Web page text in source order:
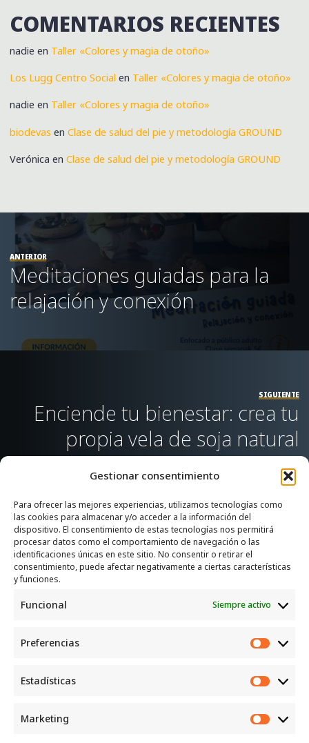
Gestionar consentimiento
Para ofrecer las mejores experiencias, utilizamos tecnologías como
las cookies para almacenar y/o acceder a la información del
dispositivo. El consentimiento de estas tecnologías nos permitirá
procesar datos como el comportamiento de navegación o las
identificaciones únicas en este sitio. No consentir o retirar el
consentimiento, puede afectar negativamente a ciertas características
y funciones.
Funcional Siempre activo
Preferencias
Estadísticas
Marketing
COMENTARIOS RECIENTES
nadie en Taller «Colores y magia de otoño»
Los Lugg Centro Social en Taller «Colores y magia de otoño»
nadie en Taller «Colores y magia de otoño»
biodevas enClase de salud del pie y metodología GROUND
Verónica enClase de salud del pie y metodología GROUND
ANTERIOR
Meditaciones guiadas para la
relajación y conexión
SIGUIENTE
Enciende tu bienestar: crea tu
propia vela de soja natural
SERVICIOS
Recogida e intercambio de ropa y enseres.
INFORMACIÓN
Política de privacidad
CONTACTO
Correo: luggcentrosocial @ biodevas.org